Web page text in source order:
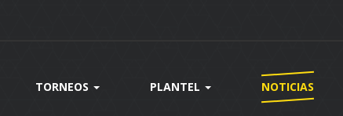
TORNEOS PLANTEL NOTICIAS